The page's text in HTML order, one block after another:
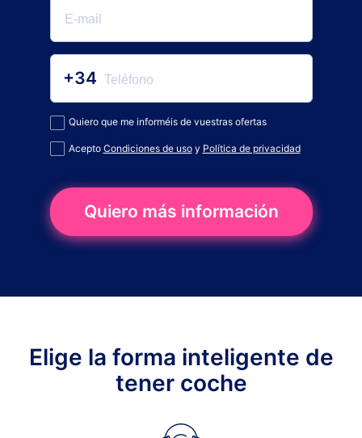
+34
Quiero que me informéis de vuestras ofertas
Acepto Condiciones de usoy Política de privacidad
Quiero más información
Elige la forma inteligente de
tener coche